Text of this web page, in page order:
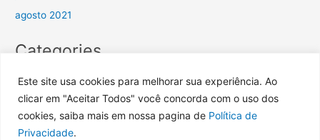
Este site usa cookies para melhorar sua experiência. Ao
clicar em "Aceitar Todos" você concorda com o uso dos
cookies, saiba mais em nossa pagina de Política de
Privacidade.
agosto 2021
Categories
Uncategorized